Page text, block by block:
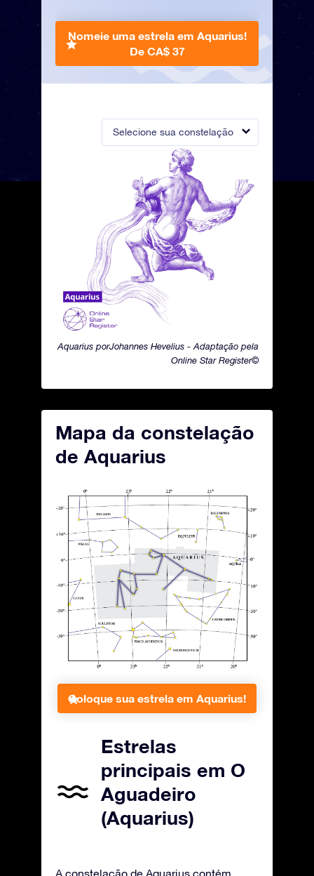
Selecione sua constelação
Aquarius porJohannes Hevelius - Adaptação pela
Online Star Register©
Nomeie uma estrela em Aquarius!
De CA$ 37
Mapa da constelação
de Aquarius
Coloque sua estrela em Aquarius!
Estrelas
principais em O
Aguadeiro
(Aquarius)
A constelação de Aquarius contém